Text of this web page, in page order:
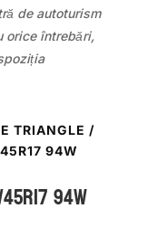
de autoturism
orice întrebări,
TRIANGLE /
94W
94W